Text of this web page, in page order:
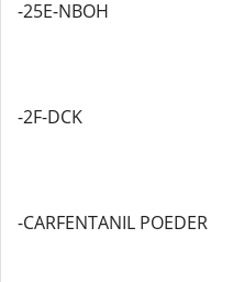
-25E-NBOH
-2F-DCK
-CARFENTANIL POEDER